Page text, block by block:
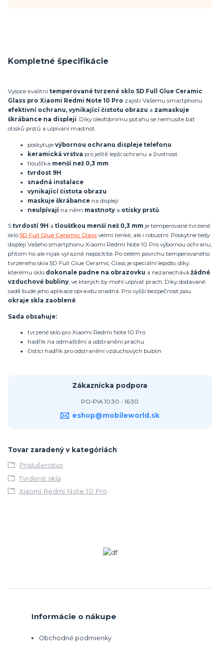
Kompletné špecifikácie
Vysoce kvalitní temperované tvrzené sklo 5D Full Glue Ceramic
Glass pro Xiaomi Redmi Note 10 Pro zajistí Vašemu smartphonu
efektivní ochranu, vynikající čistotu obrazu a zamaskuje
škrábance na displeji. Díky oleofobnímu potahu se nemusíte bát
otisků prstů a ulpívání mastnot.
poskytuje výbornou ochranu displeje telefonu
keramická vrstva pro ještě lepší ochranu a životnost
tloušťka menší než 0,3 mm
tvrdost 9H
snadná instalace
vynikající čistota obrazu
maskuje škrábance na displeji
neulpívají na něm mastnoty a otisky prstů
S tvrdostí 9H a tloušťkou menší než 0,3 mm je temperované tvrzené
sklo 5D Full Glue Ceramic Glass velmi tenké, ale i robustní. Poskytne tedy
displeji Vašeho smartphonu Xiaomi Redmi Note 10 Pro výbornou ochranu,
přitom ho ale nijak výrazně nepocítíte. Po celém povrchu temperovaného
tvrzeného skla 5D Full Glue Ceramic Glass je speciální lepidlo, díky
kterému sklo dokonale padne na obrazovku a nezanechává žádné
vzduchové bubliny, ve kterých by mohl ulpívat prach. Díky dodávané
sadě bude jeho aplikace opravdu snadná. Pro vyšší bezpečnost jsou
okraje skla zaoblené.
Sada obsahuje:
tvrzené sklo pro Xiaomi Redmi Note 10 Pro
hadřík na odmaštění a odstranění prachu
čistící hadřík pro odstranění vzduchových bublin
Zákaznícka podpora
PO-PIA 10:30 - 16:30
eshop@mobileworld.sk
Tovar zaradený v kategóriách
Príslušenstvo
Tvrdené sklá
Xiaomi Redmi Note 10 Pro
Informácie o nákupe
Obchodné podmienky